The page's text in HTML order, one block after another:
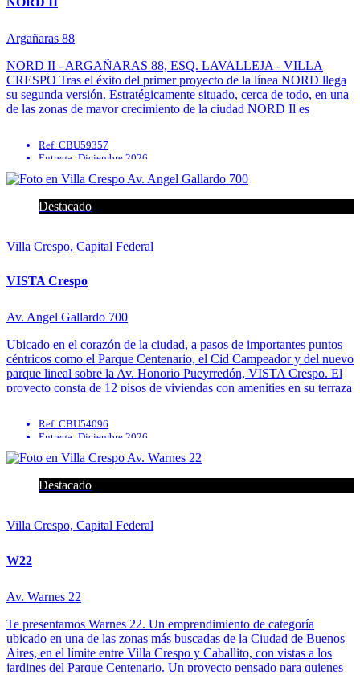
Argañaras 88
NORD II - ARGAÑARAS 88, ESQ. LAVALLEJA - VILLA
CRESPO Tras el éxito del primer proyecto de la línea NORD llega
su segunda versión. Estratégicamente situado, cerca de todo, en una
de las zonas de mayor crecimiento de la ciudad NORD Il es
Ref. CBU59357
Entrega: Diciembre 2026
Solarium
En construcción
Destacado
Villa Crespo, Capital Federal
VISTA Crespo
Av. Angel Gallardo 700
Ubicado en el corazón de la ciudad, a pasos de importantes puntos
céntricos como el Parque Centenario, el Cid Campeador y del nuevo
parque lineal sobre la Av. Honorio Pueyrredón, VISTA Crespo. El
proyecto consta de 12 pisos de viviendas con amenities en su terraza
Ref. CBU54096
Entrega: Diciembre 2026
Solarium
SUM
Pileta
Destacado
Villa Crespo, Capital Federal
W22
Av. Warnes 22
Te presentamos Warnes 22. Un emprendimiento de categoría
ubicado en una de las zonas más buscadas de la Ciudad de Buenos
Aires, en el límite entre Villa Crespo y Caballito, con vistas a los
jardines del Parque Centenario. Un proyecto pensado para quienes